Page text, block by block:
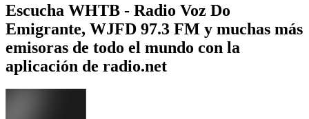
Escucha WHTB - Radio Voz Do
Emigrante, WJFD 97.3 FM y muchas más
emisoras de todo el mundo con la
aplicación de radio.net